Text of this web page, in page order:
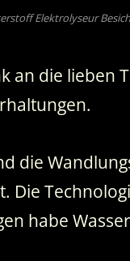
Elektrolyseur
an die lieben
die
Die
habe